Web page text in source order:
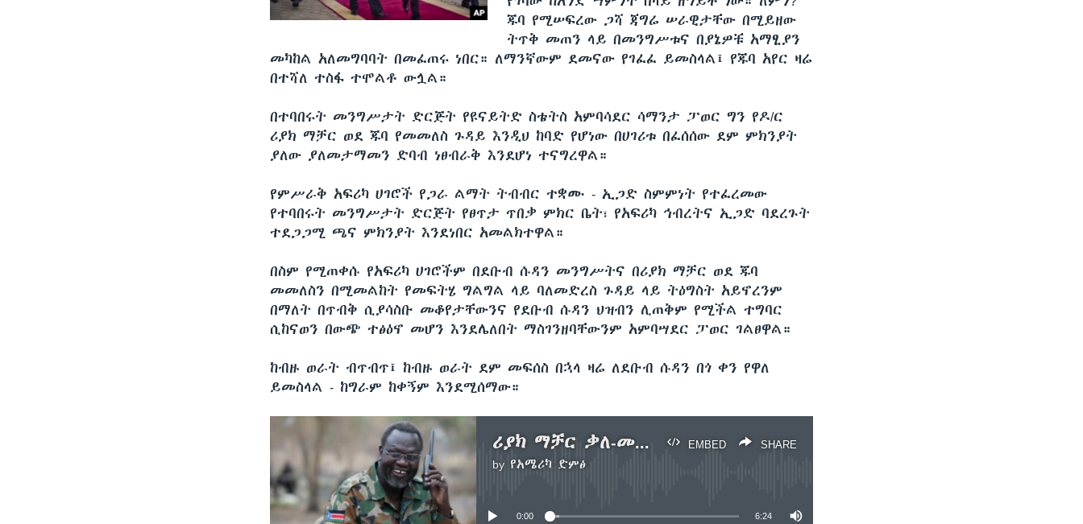
ጁባ የሚሠፍረው ጋሻ ጃግሬ ሠራዊታቸው በሚይዘው
ትጥቅ መጠን ላይ በመንግሥቱና በያኔዎቹ አማፂያን
መካከል አለመግባባት በመፈጠሩ ነበር። ለማንኛውም ደመናው የገፈፈ ይመስላል፤ የጁባ አየር ዛሬ
በተሻለ ተስፋ ተሞልቶ ውሏል።
በተባበሩት መንግሥታት ድርጅት የዩናይትድ ስቴትስ አምባሳደር ሳማንታ ፓወር ግን የዶ/ር
ሪያክ ማቻር ወደ ጁባ የመመለስ ጉዳይ እንዲህ ከባድ የሆነው በሀገሪቱ በፈሰሰው ደም ምክንያት
ያለው ያለመታማመን ድባብ ነፀብራቅ እንደሆነ ተናግረዋል።
የምሥራቅ አፍሪካ ሀገሮች የጋራ ልማት ትብብር ተቋሙ - ኢጋድ ስምምነት የተፈረመው
የተባበሩት መንግሥታት ድርጅት የፀጥታ ጥበቃ ምክር ቤት፣ የአፍሪካ ኅብረትና ኢጋድ ባደረጉት
ተደጋጋሚ ጫና ምክንያት እንደነበር አመልክተዋል።
በስም የሚጠቀሱ የአፍሪካ ሀገሮችም በደቡብ ሱዳን መንግሥትና በሪያክ ማቻር ወደ ጁባ
መመለስን በሚመልከት የመፍትሄ ግልግል ላይ ባለመድረስ ጉዳይ ላይ ትዕግስት አይኖረንም
በማለት በጥብቅ ሲያሳስቡ መቆየታቸውንና የደቡብ ሱዳን ህዝብን ሊጠቅም የሚችል ተግባር
ሲከናወን በውጭ ተፅዕኖ መሆን እንደሌለበት ማስገንዘባቸውንም አምባሣደር ፓወር ገልፀዋል።
ከብዙ ወራት ብጥብጥ፤ ከብዙ ወራት ደም መፍሰስ በኋላ ዛሬ ለደቡብ ሱዳን በጎ ቀን የዋለ
ይመስላል - ከግራም ከቀኝም እንደሚሰማው።
EMBED SHARE
ሪያክ ማቻር ቃለ-መሃላ ፈፀሙ
by የአሜሪካ ድምፅ
No media source currently available
0:00 6:24